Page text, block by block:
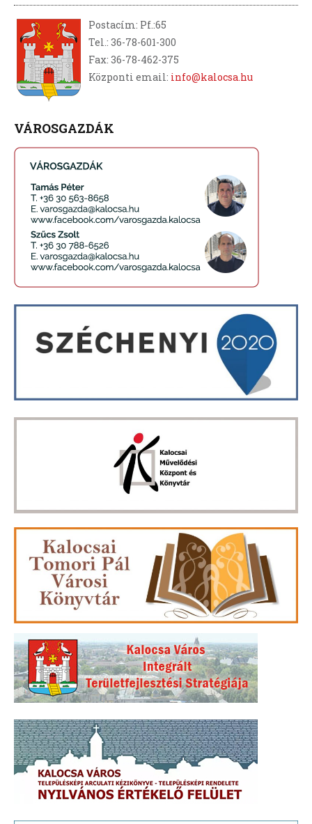
Postacím: Pf.:65
Tel.: 36-78-601-300
Fax: 36-78-462-375
Központi email: info@kalocsa.hu
VÁROSGAZDÁK